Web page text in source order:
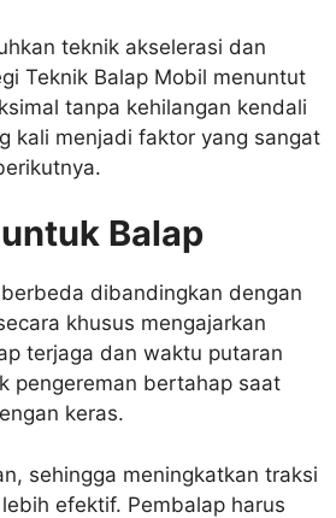
teknik akselerasi dan
Teknik Balap Mobil menuntut
tanpa kehilangan kendali
kali menjadi faktor yang sangat
Balap
dibandingkan dengan
khusus mengajarkan
terjaga dan waktu putaran
pengereman bertahap saat
keras.
sehingga meningkatkan traksi
efektif. Pembalap harus